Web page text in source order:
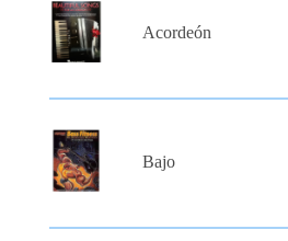
Acordeón
Bajo